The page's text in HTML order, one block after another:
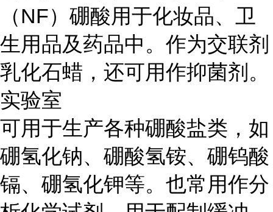
（NF）硼酸用于化妆品、卫
生用品及药品中。作为交联剂
乳化石蜡，还可用作抑菌剂。
实验室
可用于生产各种硼酸盐类，如
硼氢化钠、硼酸氢铵、硼钨酸
镉、硼氢化钾等。也常用作分